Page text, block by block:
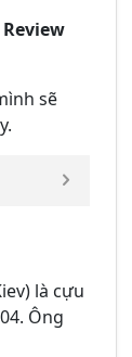
Review
sẽ
là cựu
Ông